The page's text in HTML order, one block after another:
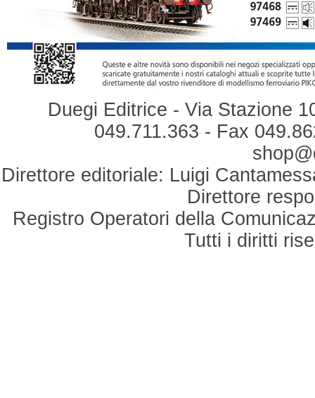
Duegi Editrice - Via Stazione
049.711.363 - Fax
Direttore editoriale: Luigi
Direttore
Registro Operatori della
Tutti i diritti